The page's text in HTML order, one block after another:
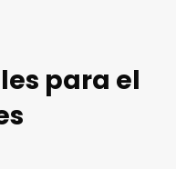
para el